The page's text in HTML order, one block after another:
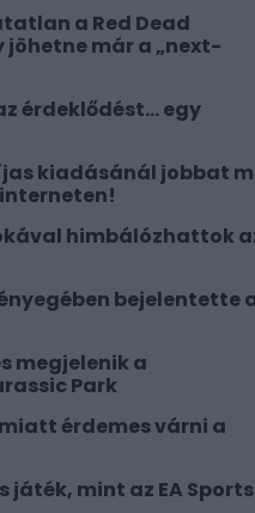
a Red Dead
jöhetne már a „next-
érdeklődést... egy
kiadásánál jobbat
himbálózhattok
bejelentette
megjelenik a
Park
érdemes várni a
mint az EA Sports